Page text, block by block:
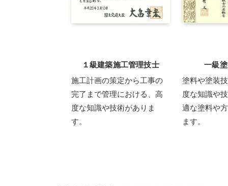
１級建築施工管理技士
施工計画の策定から工事の
完了まで管理における、高
度な知識や技術がありま
す。
一級
塗料や塗装
度な知識や
適な塗料や
ます。